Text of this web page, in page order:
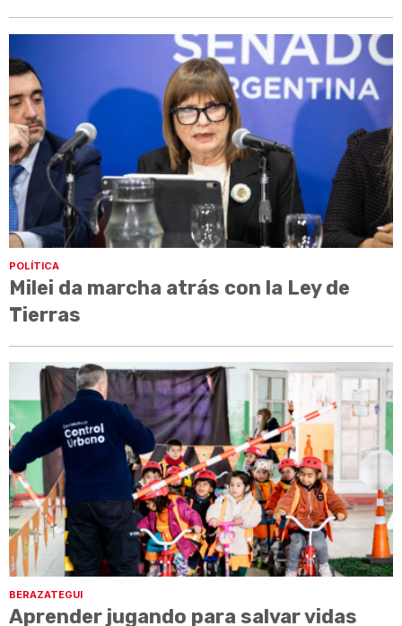
POLÍTICA
Milei da marcha atrás con la Ley de
Tierras
BERAZATEGUI
Aprender jugando para salvar vidas